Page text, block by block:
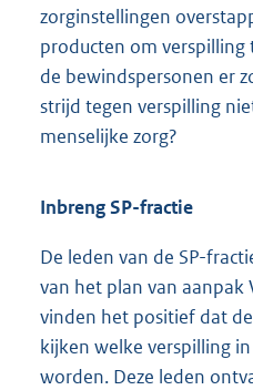
zorginstellingen
producten om verspilling
de bewindspersonen er
strijd tegen verspilling
menselijke zorg?
Inbreng SP-fractie
De leden van de SP-
van het plan van aanpak
vinden het positief dat
kijken welke verspilling
worden. Deze leden